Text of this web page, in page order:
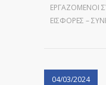
ΕΡΓΑΖΌΜΕΝΟΙ
ΕΙΣΦΟΡΈΣ –
04/03/2024